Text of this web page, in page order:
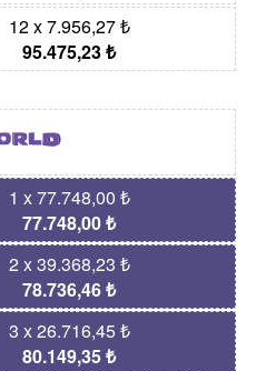
12 x 7.956,27 ₺
95.475,23 ₺
1 x 77.748,00 ₺
77.748,00 ₺
2 x 39.368,23 ₺
78.736,46 ₺
3 x 26.716,45 ₺
80.149,35 ₺